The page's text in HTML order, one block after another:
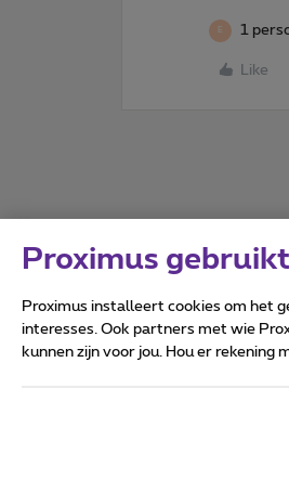
E 1
Like
Proximus
Proximus installeert cookies om het
interesses. Ook partners met wie
kunnen zijn voor jou. Hou er